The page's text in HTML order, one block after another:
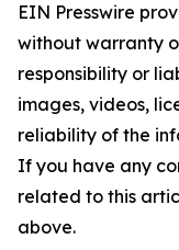
EIN Presswire
without warranty
responsibility or
images, videos,
reliability of the
If you have any
related to this
above.